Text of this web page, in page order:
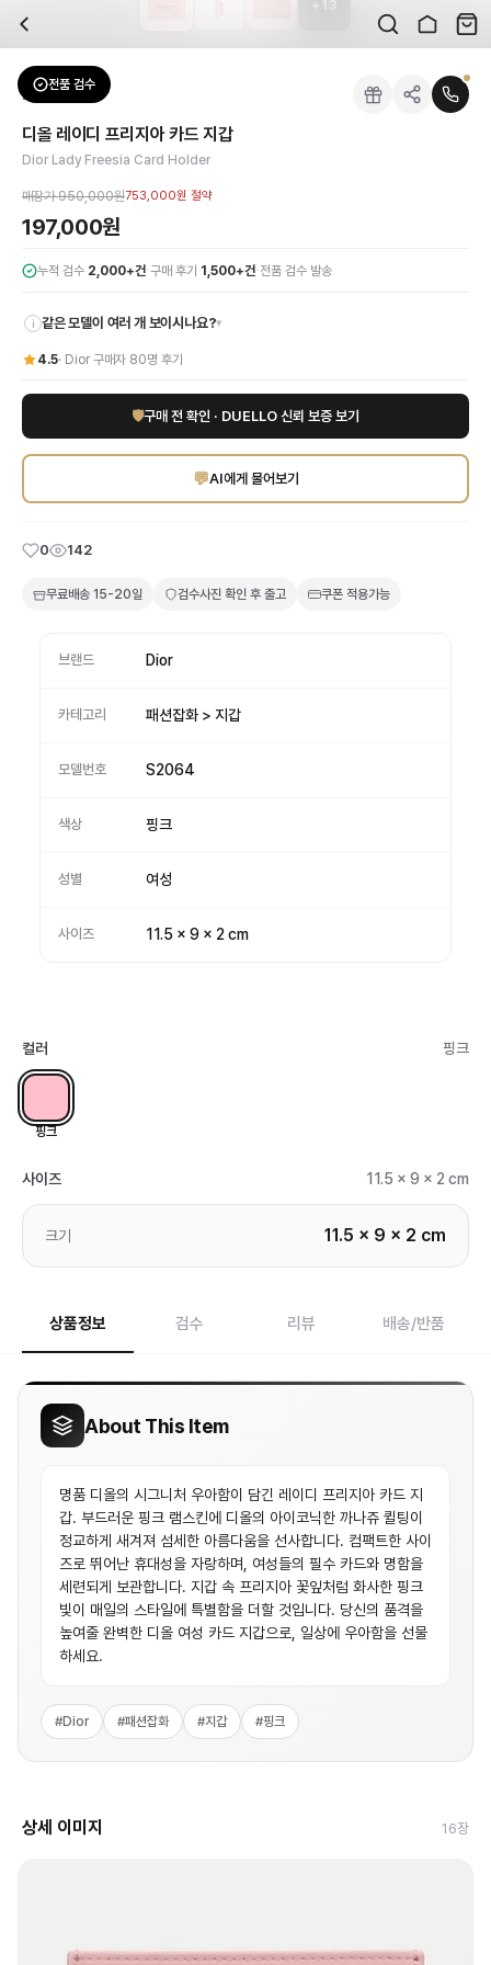
배송은 얼마나 걸리나요?
검수는 어떻게 진행되나요? 검수 사진을 받을 수 있나요?
전문 스태프가 실물 상품을 직접 확인한 후 검수 사진을 제공합니다. 가죽 재질,
교환이나 반품이 가능한가요?
수령 후 7일 이내 신청하시면 상품 하자, 사이즈 불일치, 고객 변심 모두 교환·반
쿠폰과 적립금을 함께 사용할 수 있나요?
네, 쿠폰과 적립금을 결제 시 함께 사용하실 수 있습니다. 적립금은 1,000원 이상
브랜드:
성별:여성
색상:핑크
가격:197,000원
명품 디올의 시그니처 우아함이 담긴 레이디 프리지아 카드 지갑. 부드러운 핑크
디올 레이디 프리지아 카드 지갑
13
전품 검수
Dior 지갑
디올 레이디 프리지아 카드 지갑
Dior Lady Freesia Card Holder
매장가950,000원753,000원 절약
197,000원
누적 검수 2,000+건·구매 후기 1,500+건· 전품 검수 발송
i 같은 모델이 여러 개 보이시나요?▾
4.5· Dior 구매자 80명 후기
🛡구매 전 확인 · DUELLO 신뢰 보증 보기
💬AI에게 물어보기
0 142
무료배송 15-20일 검수사진 확인 후 출고 쿠폰 적용가능
브랜드 Dior
카테고리 패션잡화 > 지갑
모델번호 S2064
색상 핑크
성별 여성
사이즈 11.5 x 9 x 2 cm
컬러 핑크
핑크
사이즈 11.5 x 9 x 2 cm
크기 11.5 x 9 x 2 cm
상품정보 검수 리뷰 배송/반품
About This Item
명품 디올의 시그니처 우아함이 담긴 레이디 프리지아 카드 지
갑. 부드러운 핑크 램스킨에 디올의 아이코닉한 까나쥬 퀼팅이
정교하게 새겨져 섬세한 아름다움을 선사합니다. 컴팩트한 사이
즈로 뛰어난 휴대성을 자랑하며, 여성들의 필수 카드와 명함을
세련되게 보관합니다. 지갑 속 프리지아 꽃잎처럼 화사한 핑크
빛이 매일의 스타일에 특별함을 더할 것입니다. 당신의 품격을
높여줄 완벽한 디올 여성 카드 지갑으로, 일상에 우아함을 선물
하세요.
#Dior #패션잡화 #지갑 #핑크
상세 이미지 16장